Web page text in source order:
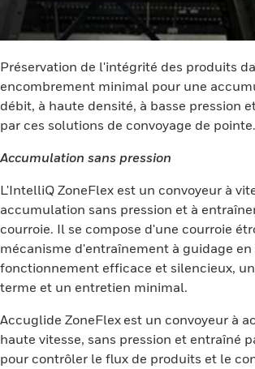
Préservation de l'intégrité des produits
encombrement minimal pour une
débit, à haute densité, à basse pression
par ces solutions de convoyage de pointe.
Accumulation sans pression
L'IntelliQ ZoneFlex est un convoyeur à
accumulation sans pression et à
courroie. Il se compose d'une courroie
mécanisme d'entraînement à guidage en
fonctionnement efficace et silencieux,
terme et un entretien minimal.
Accuglide ZoneFlex est un convoyeur à
haute vitesse, sans pression et entraîné
pour contrôler le flux de produits et le